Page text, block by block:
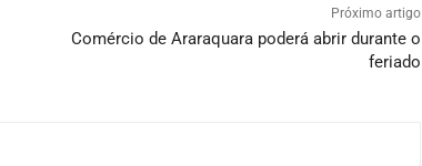
Próximo artigo
Comércio de Araraquara poderá abrir durante o
feriado